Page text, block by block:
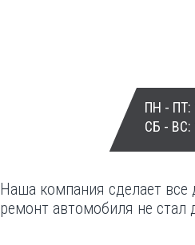
ПН - ПТ:
СБ - ВС:
Наша компания сделает все
ремонт автомобиля не стал